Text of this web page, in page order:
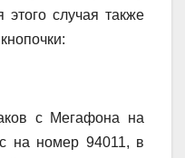
этого случая также
с Мегафона на
на номер 94011, в